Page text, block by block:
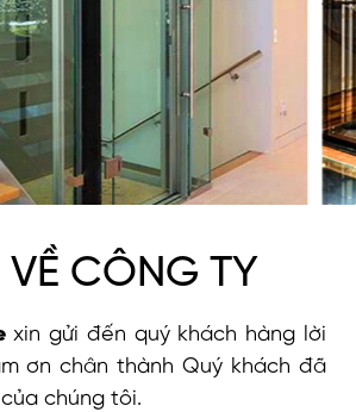
CÔNG TY
xin gửi đến quý khách hàng lời
ơn chân thành Quý khách đã
chúng tôi.